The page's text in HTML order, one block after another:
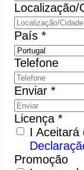
Localização/
País *
Telefone
Enviar *
Licença *
I Aceitará
Promoção